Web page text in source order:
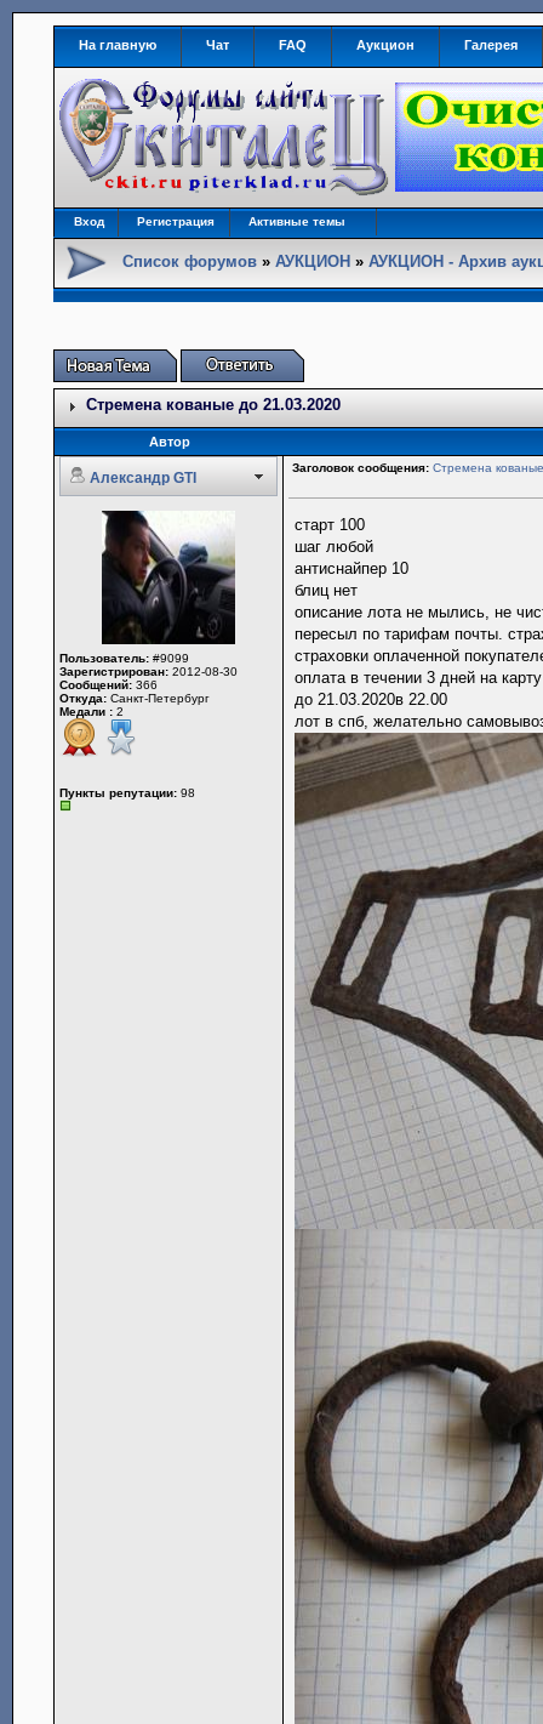
На главную Чат FAQ Аукцион Галерея
Вход Регистрация Активные темы
Список форумов »АУКЦИОН »АУКЦИОН - Архив
Стремена кованые до 21.03.2020
Автор
Александр GTI
Заголовок сообщения: Стремена
Пользователь: #9099
Зарегистрирован: 2012-08-30
Сообщений: 366
Откуда: Санкт-Петербург
Медали : 2
Пункты репутации: 98
старт 100
шаг любой
антиснайпер 10
блиц нет
описание лота не мылись, не
пересыл по тарифам почты.
страховки оплаченной
оплата в течении 3 дней на
до 21.03.2020в 22.00
лот в спб, желательно